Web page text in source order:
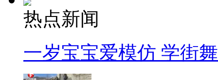
热点新闻
一岁宝宝爱模仿 学街